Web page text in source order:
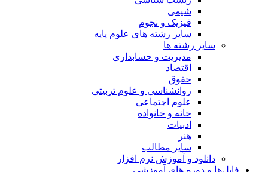
شیمی
فیزیک و نجوم
سایر رشته های علوم پایه
سایر رشته ها
مدیریت و حسابداری
اقتصاد
حقوق
روانشناسی و علوم تربیتی
علوم اجتماعی
خانه و خانواده
ادبیات
هنر
سایر مطالب
دانلود و آموزش نرم افزار